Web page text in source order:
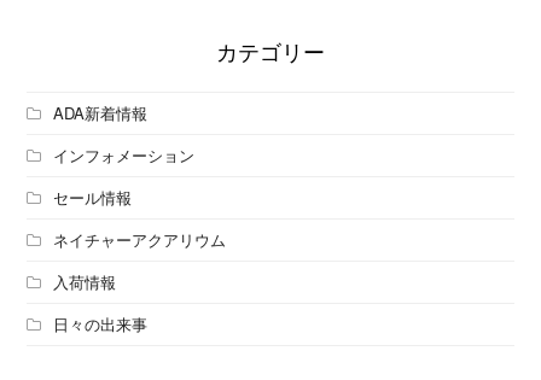
カテゴリー
ADA新着情報
インフォメーション
セール情報
ネイチャーアクアリウム
入荷情報
日々の出来事